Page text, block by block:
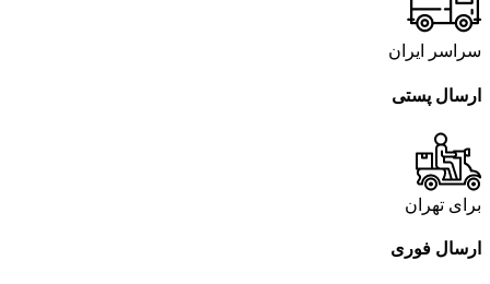
سراسر ایران
ارسال پستی
برای تهران
ارسال فوری